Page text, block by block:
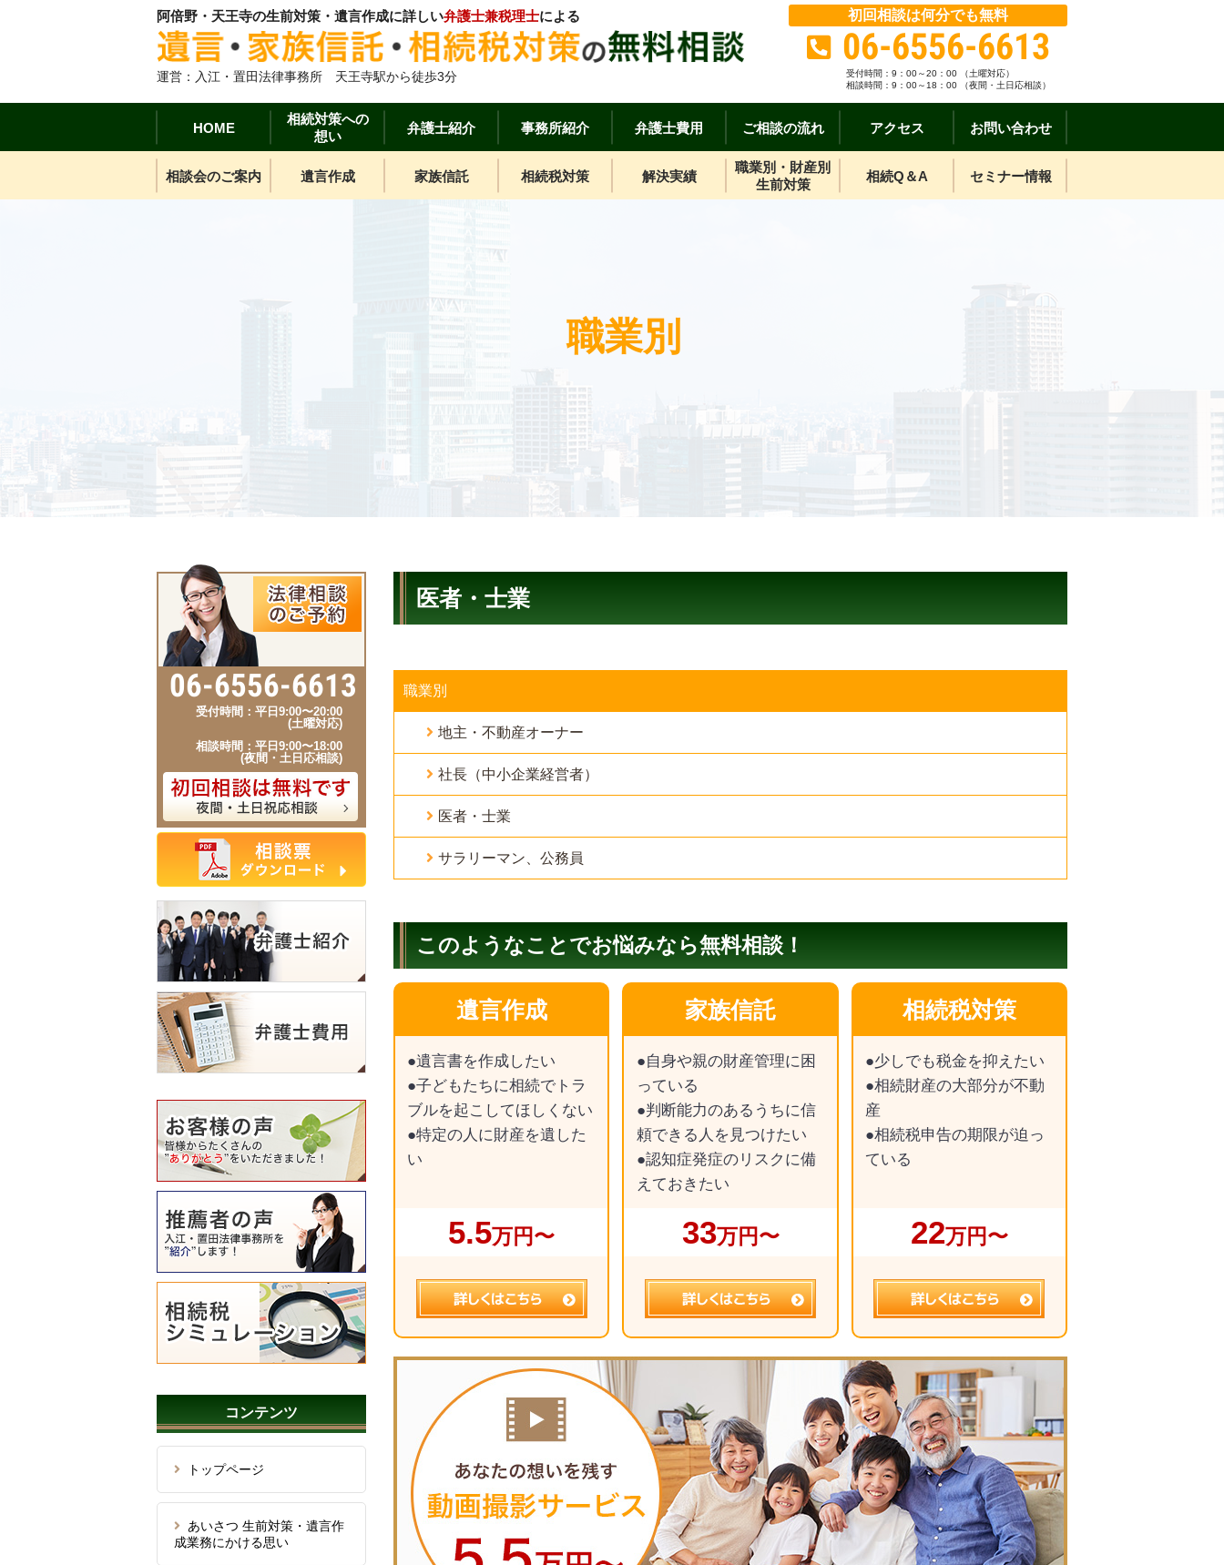
阿倍野・天王寺の生前対策・遺言作成に詳しい弁護士兼税理士による
運営：入江・置田法律事務所 天王寺駅から徒歩3分
初回相談は何分でも無料
06-6556-6613
受付時間： 9：00～20：00 （土曜対応）
相談時間：9：00～18：00 （夜間・土日応相談）
HOME
相続対策への
想い
弁護士紹介 事務所紹介 弁護士費用 ご相談の流れ アクセス お問い合わせ
相談会のご案内 遺言作成 家族信託 相続税対策 解決実績
職業別・財産別
生前対策
相続Q＆A セミナー情報
職業別
医者・士業
職業別
地主・不動産オーナー
社長（中小企業経営者）
医者・士業
サラリーマン、公務員
このようなことでお悩みなら無料相談！
遺言作成
●遺言書を作成したい
●子どもたちに相続でトラ
ブルを起こしてほしくない
●特定の人に財産を遺した
い
5.5万円〜
家族信託
●自身や親の財産管理に困
っている
●判断能力のあるうちに信
頼できる人を見つけたい
●認知症発症のリスクに備
えておきたい
33万円〜
相続税対策
●少しでも税金を抑えたい
●相続財産の大部分が不動
産
●相続税申告の期限が迫っ
ている
22万円〜
06-6556-6613
受付時間：平日9:00〜20:00
(土曜対応)
相談時間：平日9:00〜18:00
(夜間・土日応相談)
コンテンツ
トップページ
あいさつ 生前対策・遺言作
成業務にかける思い